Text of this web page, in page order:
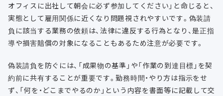
オフィスに出社して朝会に必ず参加してください」と命じると、
実態として雇用関係に近くなり問題視されやすいです。偽装請
負に該当する業務の依頼は、法律に違反する行為となり、是正指
導や損害賠償の対象になることもあるため注意が必要です。
偽装請負を防ぐには、「成果物の基準」や「作業の到達目標」を契
約前に共有することが重要です。勤務時間・やり方は指示をせ
ず、「何を・どこまでやるのか」という内容を書面等に記載して交